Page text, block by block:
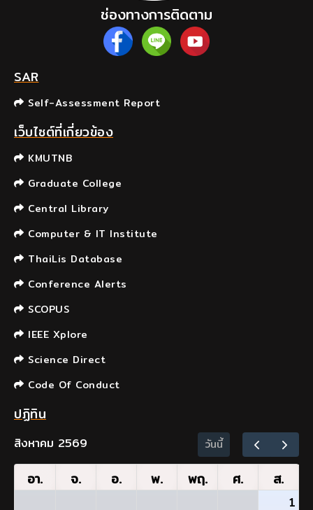
ช่องทางการติดตาม
SAR
Self-Assessment Report
เว็บไซต์ที่เกี่ยวข้อง
KMUTNB
Graduate College
Central Library
Computer & IT Institute
ThaiLis Database
Conference Alerts
SCOPUS
IEEE Xplore
Science Direct
Code Of Conduct
ปฏิทิน
สิงหาคม 2569 วันนี้
อา. จ. อ. พ. พฤ. ศ. ส.
1